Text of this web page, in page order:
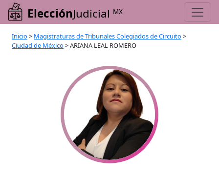
ElecciónJudicial MX
Inicio > Magistraturas de Tribunales Colegiados de Circuito >
Ciudad de México >ARIANA LEAL ROMERO